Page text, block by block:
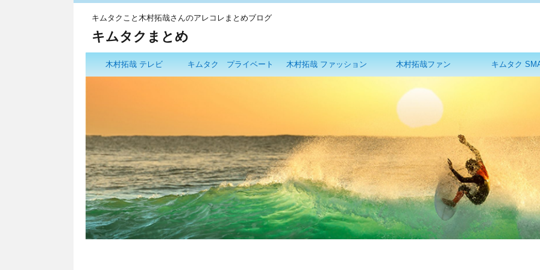
キムタクこと木村拓哉さんのアレコレまとめブログ
キムタクまとめ
木村拓哉 テレビ キムタク プライベート 木村拓哉 ファッション 木村拓哉ファン キムタク